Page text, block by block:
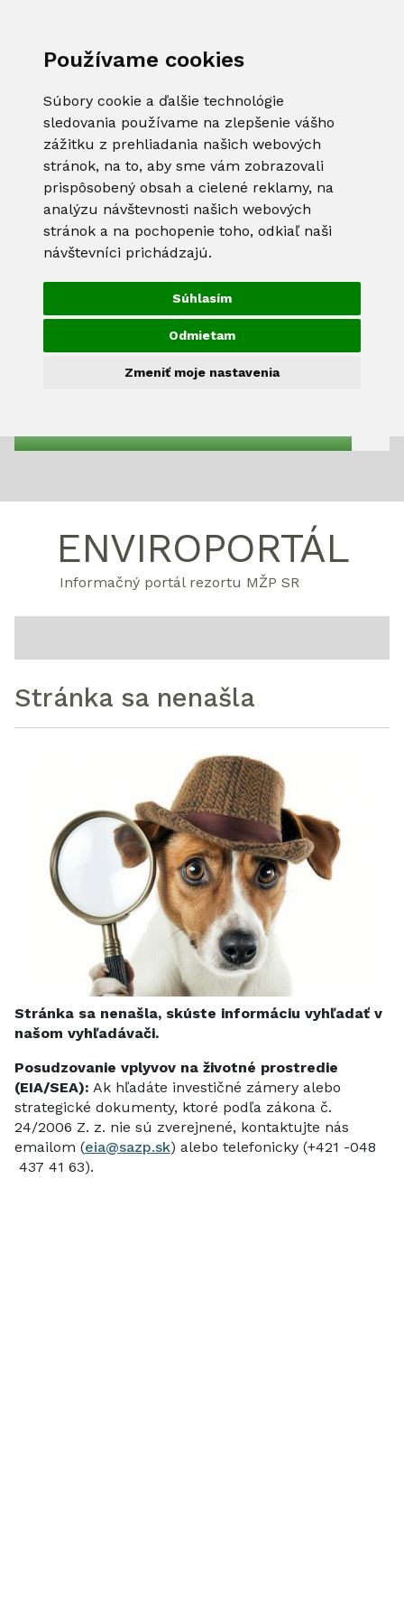
Používame cookies
Súbory cookie a ďalšie technológie
sledovania používame na zlepšenie vášho
zážitku z prehliadania našich webových
stránok, na to, aby sme vám zobrazovali
prispôsobený obsah a cielené reklamy, na
analýzu návštevnosti našich webových
stránok a na pochopenie toho, odkiaľ naši
návštevníci prichádzajú.
Súhlasím
Odmietam
Zmeniť moje nastavenia
ENVIROPORTÁL
Informačný portál rezortu MŽP SR
Stránka sa nenašla
Stránka sa nenašla, skúste informáciu vyhľadať v
našom vyhľadávači.
Posudzovanie vplyvov na životné prostredie
(EIA/SEA): Ak hľadáte investičné zámery alebo
strategické dokumenty, ktoré podľa zákona č.
24/2006 Z. z. nie sú zverejnené, kontaktujte nás
emailom (eia@sazp.sk) alebo telefonicky (+421 -048
437 41 63).